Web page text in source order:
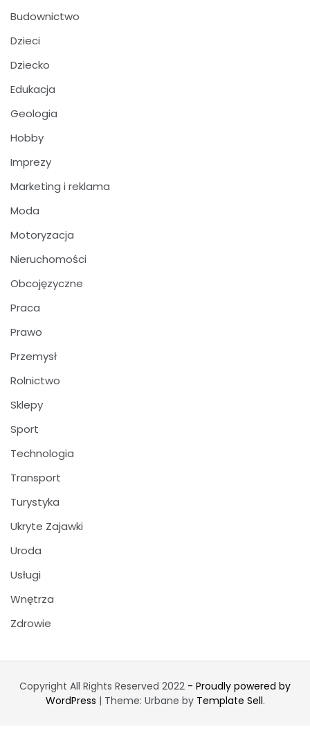
Budownictwo
Dzieci
Dziecko
Edukacja
Geologia
Hobby
Imprezy
Marketing i reklama
Moda
Motoryzacja
Nieruchomości
Obcojęzyczne
Praca
Prawo
Przemysł
Rolnictwo
Sklepy
Sport
Technologia
Transport
Turystyka
Ukryte Zajawki
Uroda
Usługi
Wnętrza
Zdrowie
Copyright All Rights Reserved 2022 - Proudly powered by
WordPress | Theme: Urbane by Template Sell.